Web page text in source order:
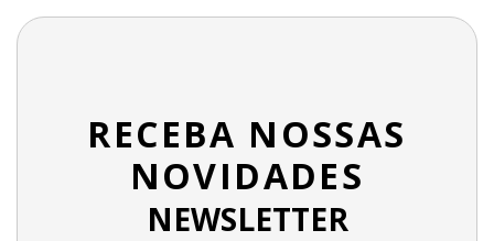
RECEBA NOSSAS
NOVIDADES
NEWSLETTER